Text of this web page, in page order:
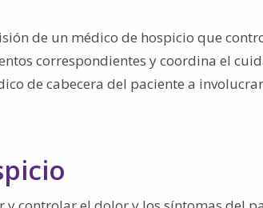
de un médico de hospicio que
correspondientes y coordina el
de cabecera del paciente a